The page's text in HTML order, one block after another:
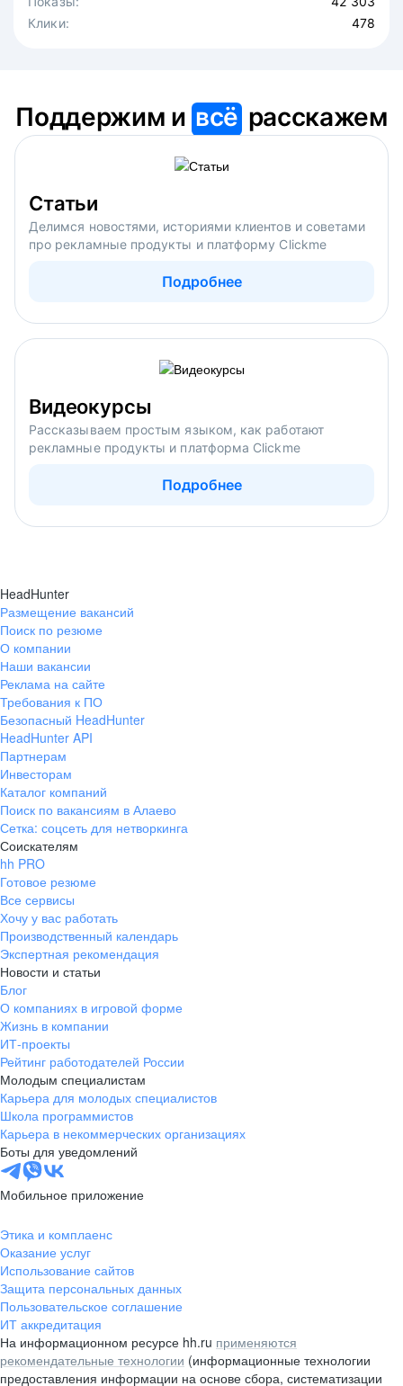
Клики:
478
Поддержим ивсё расскажем
Статьи
Делимся новостями, историями клиентов и советами
про рекламные продукты и платформу Clickme
Подробнее
Видеокурсы
Рассказываем простым языком, как работают
рекламные продукты и платформа Clickme
Подробнее
HeadHunter
Размещение вакансий
Поиск по резюме
О компании
Наши вакансии
Реклама на сайте
Требования к ПО
Безопасный HeadHunter
HeadHunter API
Партнерам
Инвесторам
Каталог компаний
Поиск по вакансиям в Алаево
Сетка: соцсеть для нетворкинга
Соискателям
hh PRO
Готовое резюме
Все сервисы
Хочу у вас работать
Производственный календарь
Экспертная рекомендация
Новости и статьи
Блог
О компаниях в игровой форме
Жизнь в компании
ИТ-проекты
Рейтинг работодателей России
Молодым специалистам
Карьера для молодых специалистов
Школа программистов
Карьера в некоммерческих организациях
Боты для уведомлений
Мобильное приложение
Этика и комплаенс
Оказание услуг
Использование сайтов
Защита персональных данных
Пользовательское соглашение
ИТ аккредитация
На информационном ресурсе hh.ru применяются
рекомендательные технологии (информационные технологии
предоставления информации на основе сбора, систематизации